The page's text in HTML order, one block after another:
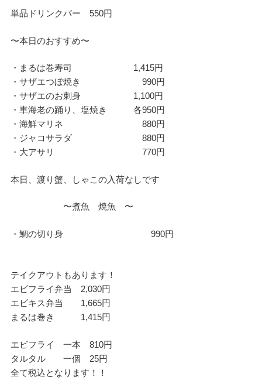
単品ドリンクバー 550円
〜本日のおすすめ〜
・まるは巻寿司 1,415円
・サザエつぼ焼き 990円
・サザエのお刺身 1,100円
・車海老の踊り、塩焼き 各950円
・海鮮マリネ 880円
・ジャコサラダ 880円
・大アサリ 770円
本日、渡り蟹、しゃこの入荷なしです
〜煮魚 焼魚 〜
・鯛の切り身 990円
テイクアウトもあります！
エビフライ弁当 2,030円
エビキス弁当 1,665円
まるは巻き 1,415円
エビフライ 一本 810円
タルタル 一個 25円
全て税込となります！！